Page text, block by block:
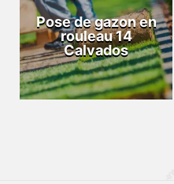
Pose de gazon en
rouleau 14
Calvados